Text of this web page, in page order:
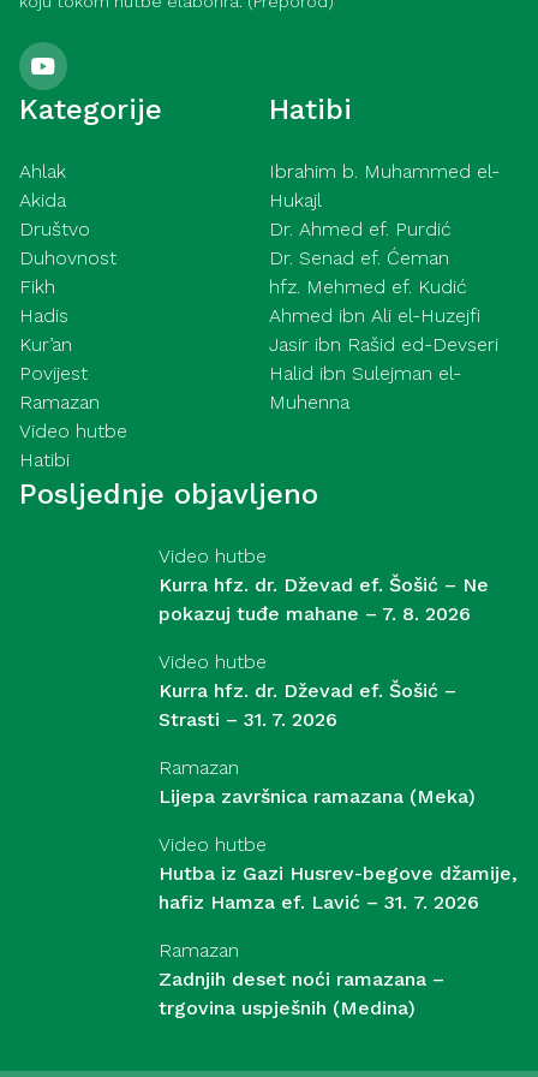
Kategorije
Ahlak
Akida
Društvo
Duhovnost
Fikh
Hadis
Kur’an
Povijest
Ramazan
Video hutbe
Hatibi
Hatibi
Ibrahim b. Muhammed el-
Hukajl
Dr. Ahmed ef. Purdić
Dr. Senad ef. Ćeman
hfz. Mehmed ef. Kudić
Ahmed ibn Ali el-Huzejfi
Jasir ibn Rašid ed-Devseri
Halid ibn Sulejman el-
Muhenna
Posljednje objavljeno
Video hutbe
Kurra hfz. dr. Dževad ef. Šošić – Ne
pokazuj tuđe mahane – 7. 8. 2026
Video hutbe
Kurra hfz. dr. Dževad ef. Šošić –
Strasti – 31. 7. 2026
Ramazan
Lijepa završnica ramazana (Meka)
Video hutbe
Hutba iz Gazi Husrev-begove džamije,
hafiz Hamza ef. Lavić – 31. 7. 2026
Ramazan
Zadnjih deset noći ramazana –
trgovina uspješnih (Medina)